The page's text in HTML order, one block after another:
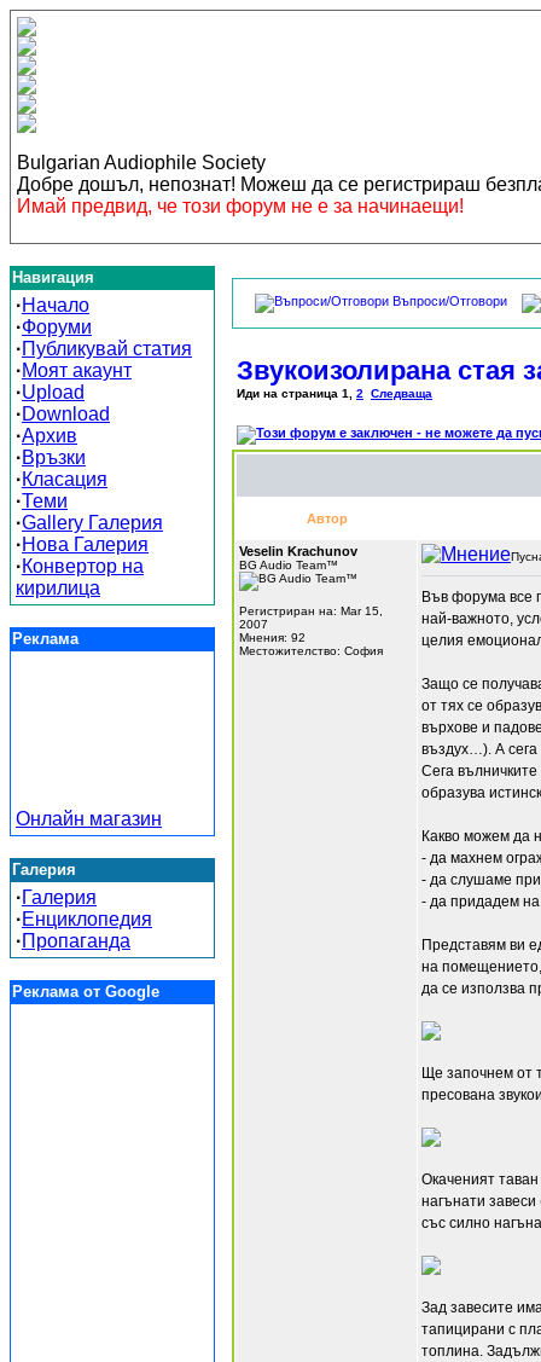
Bulgarian Audiophile Society
Добре дошъл, непознат! Можеш да се регистрираш
Имай предвид, че този форум не е за начинаещи!
Навигация
·Начало
·Форуми
·Публикувай статия
·Моят акаунт
·Upload
·Download
·Архив
·Връзки
·Класация
·Теми
·Gallery Галерия
·Нова Галерия
·Конвертор на
кирилица
Реклама
Онлайн магазин
Галерия
·Галерия
·Енциклопедия
·Пропаганда
Реклама от Google
Въпроси/Отговори
Звукоизолирана стая
Иди на страница 1 2 Следваща
Автор
Veselin Krachunov
BG Audio Team™
Регистриран на: Mar 15,
2007
Мнения: 92
Местожителство: София
Във форума все
най-важното,
целия
Защо се
от тях се
върхове и
въздух…). А сега
Сега
образува
Какво можем да
- да махнем
- да слушаме при
- да придадем на
Представям ви
на помещението,
да се използва
Ще започнем от
пресована
Окаченият
нагънати
със силно
Зад завесите
тапицирани с
топлина.